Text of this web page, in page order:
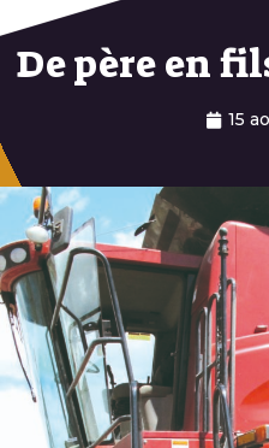
De père en
15